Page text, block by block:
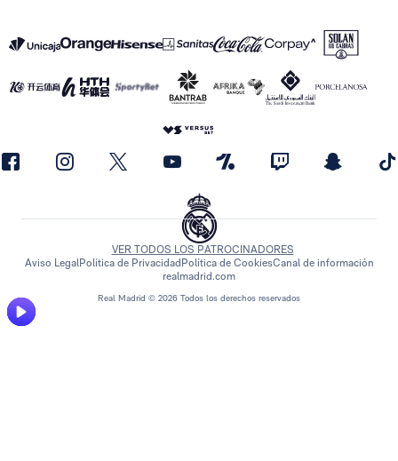
Real Madrid © 2026 Todos los derechos reservados
VER TODOS LOS PATROCINADORES
Aviso LegalPolítica de PrivacidadPolítica de CookiesCanal de información
realmadrid.com